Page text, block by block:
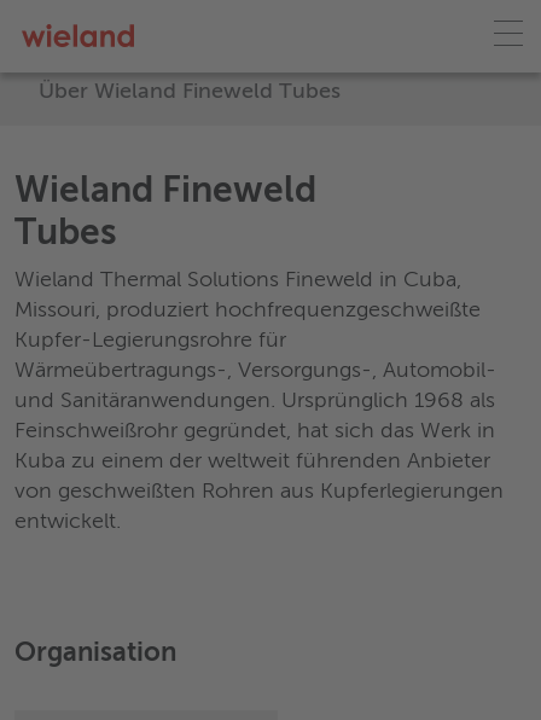
Über Wieland Fineweld Tubes
Wieland Fineweld
Tubes
Wieland Thermal Solutions Fineweld in Cuba,
Missouri, produziert hochfrequenzgeschweißte
Kupfer-Legierungsrohre für
Wärmeübertragungs-, Versorgungs-, Automobil-
und Sanitäranwendungen. Ursprünglich 1968 als
Feinschweißrohr gegründet, hat sich das Werk in
Kuba zu einem der weltweit führenden Anbieter
von geschweißten Rohren aus Kupferlegierungen
entwickelt.
Organisation